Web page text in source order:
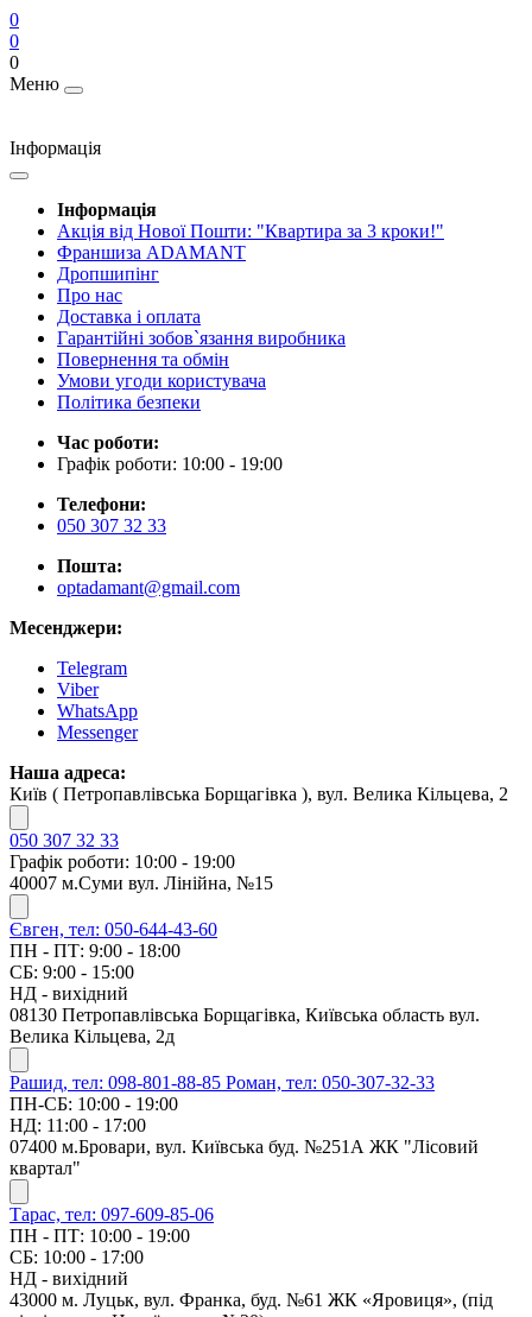
0
0
0
Меню
Інформація
Інформація
Акція від Нової Пошти: "Квартира за 3 кроки!"
Франшиза ADAMANT
Дропшипінг
Про нас
Доставка і оплата
Гарантійні зобов`язання виробника
Повернення та обмін
Умови угоди користувача
Політика безпеки
Час роботи:
Графік роботи: 10:00 - 19:00
Телефони:
050 307 32 33
Пошта:
optadamant@gmail.com
Месенджери:
Telegram
Viber
WhatsApp
Messenger
Наша адреса:
Київ ( Петропавлівська Борщагівка ), вул. Велика Кільцева, 2
050 307 32 33
Графік роботи: 10:00 - 19:00
40007 м.Суми вул. Лінійна, №15
Євген, тел: 050-644-43-60
ПН - ПТ: 9:00 - 18:00
СБ: 9:00 - 15:00
НД - вихідний
08130 Петропавлівська Борщагівка, Київська область вул.
Велика Кільцева, 2д
Рашид, тел: 098-801-88-85 Роман, тел: 050-307-32-33
ПН-СБ: 10:00 - 19:00
НД: 11:00 - 17:00
07400 м.Бровари, вул. Київська буд. №251А ЖК "Лісовий
квартал"
Тарас, тел: 097-609-85-06
ПН - ПТ: 10:00 - 19:00
СБ: 10:00 - 17:00
НД - вихідний
43000 м. Луцьк, вул. Франка, буд. №61 ЖК «Яровиця», (під